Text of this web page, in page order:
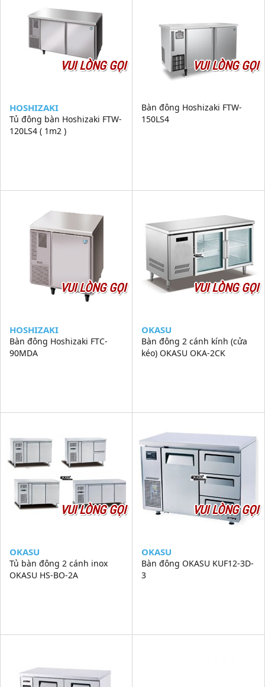
VUI LÒNG GỌI
HOSHIZAKI
Tủ đông bàn Hoshizaki FTW-
120LS4 ( 1m2 )
VUI LÒNG GỌI
Bàn đông Hoshizaki FTW-
150LS4
VUI LÒNG GỌI
HOSHIZAKI
Bàn đông Hoshizaki FTC-
90MDA
VUI LÒNG GỌI
OKASU
Bàn đông 2 cánh kính (cửa
kéo) OKASU OKA-2CK
VUI LÒNG GỌI
OKASU
Tủ bàn đông 2 cánh inox
OKASU HS-BO-2A
VUI LÒNG GỌI
OKASU
Bàn đông OKASU KUF12-3D-
3